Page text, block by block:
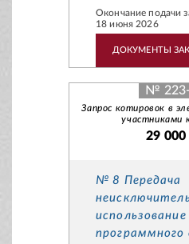
Окончание подачи
18 июня 2026
ДОКУМЕНТЫ
№
Запрос котировок в
участниками
29 000
№ 8 Передача
использование
программного